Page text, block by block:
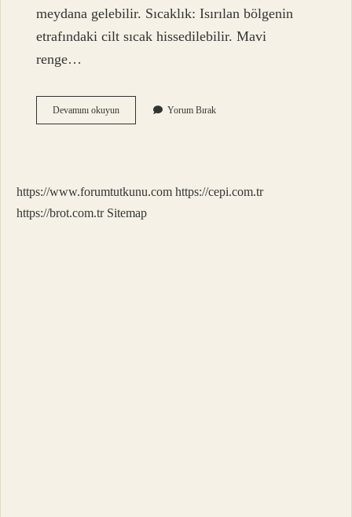
meydana gelebilir. Sıcaklık: Isırılan bölgenin
etrafındaki cilt sıcak hissedilebilir. Mavi
renge…
Devamını okuyunYakarca
Mavi
Yorum Bırak
https://www.forumtutkunu.com https://cepi.com.tr
https://brot.com.tr Sitemap